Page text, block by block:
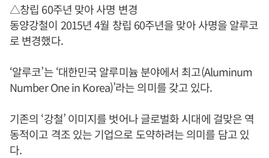
△창립 60주년 맞아 사명 변경
동양강철이 2015년 4월 창립 60주년을 맞아 사명을 알루코
로 변경했다.
‘알루코’는 ‘대한민국 알루미늄 분야에서 최고(Aluminum
Number One in Korea)’라는 의미를 갖고 있다.
기존의 ‘강철’ 이미지를 벗어나 글로벌화 시대에 걸맞은 역
동적이고 격조 있는 기업으로 도약하려는 의미를 담고 있
다.